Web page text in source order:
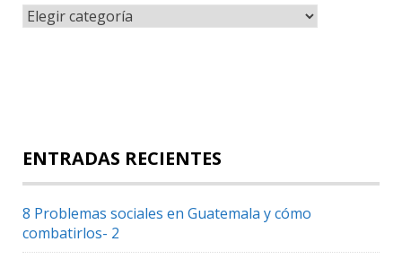
Categorías
ENTRADAS RECIENTES
8 Problemas sociales en Guatemala y cómo
combatirlos- 2